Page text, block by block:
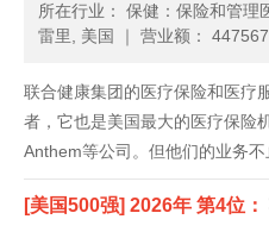
所在行业： 保健：保险和管理
雷里, 美国
｜ 营业额：
联合健康集团的医疗保险和医疗
者，它也是美国最大的医疗保险
Anthem等公司。但他们的业务不
利对Optum医疗服务部门投入了
和健康数据分析等业务。虽然对
[美国500强] 2026年 第4位：